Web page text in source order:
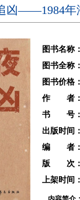
凶——1984年
图书名称
图书全称
图书价格
作 者
书 号
出版时间
编 者
版 次
上架时间